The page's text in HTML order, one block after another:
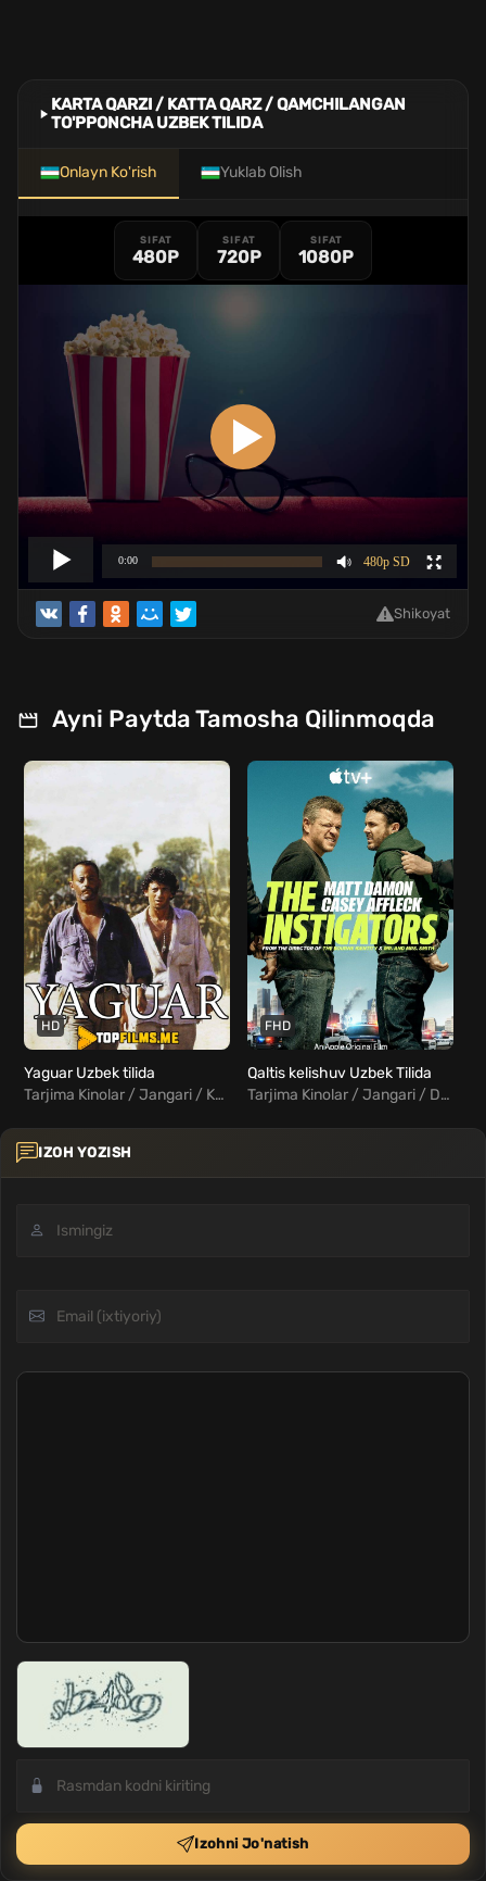
KARTA QARZI / KATTA QARZ / QAMCHILANGAN
TO'PPONCHA UZBEK TILIDA
Onlayn Ko'rish Yuklab Olish
SIFAT
480P
SIFAT
720P
SIFAT
1080P
Shikoyat
Ayni Paytda Tamosha Qilinmoqda
HD
Yaguar Uzbek tilida
Tarjima Kinolar / Jangari / Komediya / Sarguzasht / Xorij Kinolar Uzbek Tilida
FHD
Qaltis kelishuv Uzbek Tilida
Tarjima Kinolar / Jangari / Detektiv / Drama / Komediya / Kriminal / Triller / Xorij Kinolar Uzbek Tilida
IZOH YOZISH
Izohni Jo'natish